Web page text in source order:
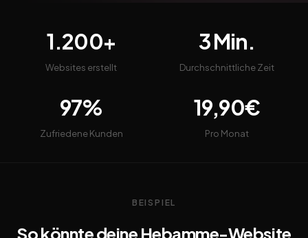
1.200+
Websites erstellt
3 Min.
Durchschnittliche Zeit
97%
Zufriedene Kunden
19,90€
Pro Monat
BEISPIEL
So könnte deine Hebamme-Website